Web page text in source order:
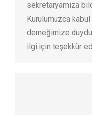
sekretaryamıza
Kurulumuzca
derneğimize
ilgi için teşekkür